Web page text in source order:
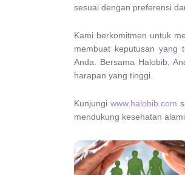
sesuai dengan preferensi
Kami berkomitmen untuk
membuat keputusan yang
Anda. Bersama Halobib,
harapan yang tinggi.
Kunjungiwww.halobib.com
mendukung kesehatan alami